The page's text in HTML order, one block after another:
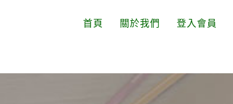
首頁 關於我們 登入會員